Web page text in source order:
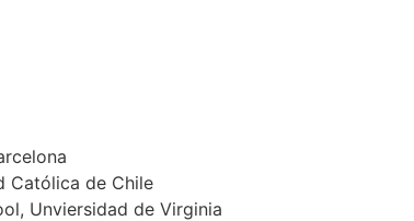
Católica de Chile
Unviersidad de Virginia